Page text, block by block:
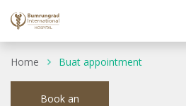
Home Buat appointment
Book an